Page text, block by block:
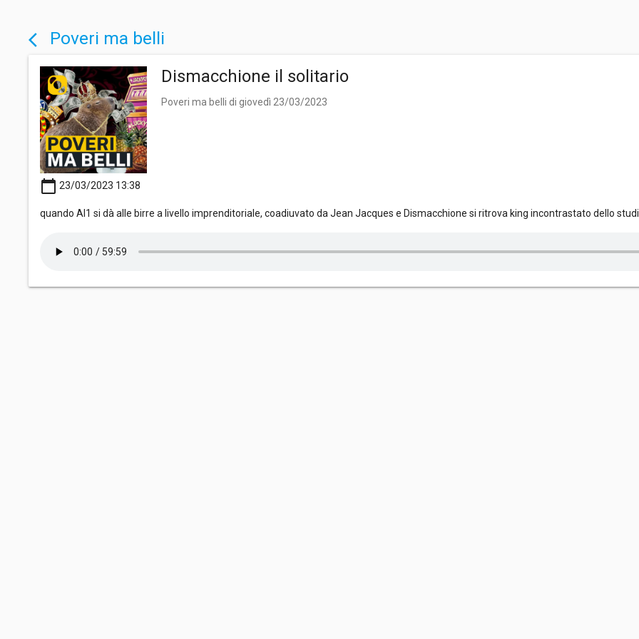
arrow_back_ios Poveri ma belli
Dismacchione il solitario
Poveri ma belli di giovedì 23/03/2023
calendar_today 23/03/2023 13:38
quando Al1 si dà alle birre a livello imprenditoriale, coadiuvato da Jean Jacques e Dismacchione si ritrova king incontrastato dello